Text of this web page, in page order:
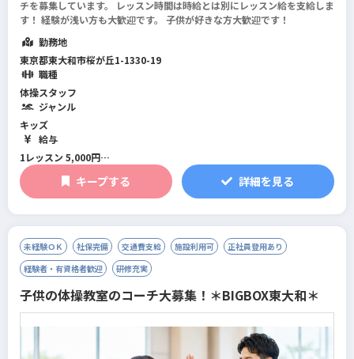
チを募集しています。 レッスン時間は時給とは別にレッスン給を支給しま
す！ 経験が浅い方も大歓迎です。 子供が好きな方大歓迎です！
勤務地
東京都東大和市桜が丘1-1330-19
職種
体操スタッフ
ジャンル
キッズ
給与
1レッスン 5,000円
アシスタントのレッスン給：4,000円
独り立ち出来たら5,000円になります。
キープする 詳細を見る
未経験ＯＫ 社保完備 交通費支給 施設利用可
正社員登用あり
経験者・有資格者歓迎
研修充実
子供の体操教室のコーチ大募集！＊BIGBOX東大和＊